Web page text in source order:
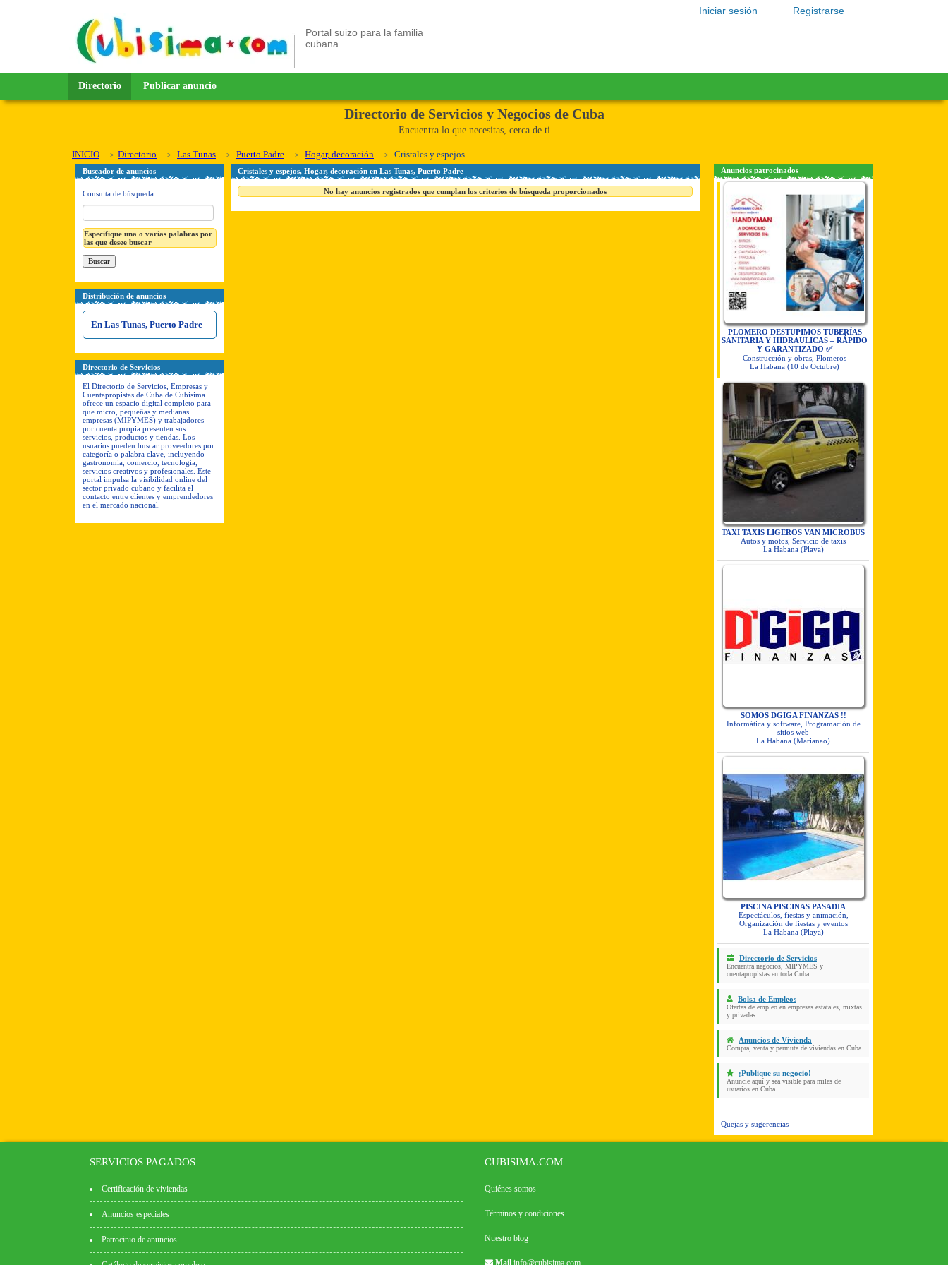
Registrarse
Iniciar sesión
Portal suizo para la familia
cubana
Directorio Publicar anuncio
Directorio de Servicios y Negocios de Cuba
Encuentra lo que necesitas, cerca de ti
INICIO Directorio Las Tunas Puerto Padre Hogar, decoración Cristales y espejos
Buscador de anuncios
Consulta de búsqueda
Especifique una o varias palabras por
las que desee buscar
Distribución de anuncios
En Las Tunas, Puerto Padre
Directorio de Servicios
El Directorio de Servicios, Empresas y
Cuentapropistas de Cuba de Cubisima
ofrece un espacio digital completo para
que micro, pequeñas y medianas
empresas (MIPYMES) y trabajadores
por cuenta propia presenten sus
servicios, productos y tiendas. Los
usuarios pueden buscar proveedores por
categoría o palabra clave, incluyendo
gastronomía, comercio, tecnología,
servicios creativos y profesionales. Este
portal impulsa la visibilidad online del
sector privado cubano y facilita el
contacto entre clientes y emprendedores
en el mercado nacional.
Cristales y espejos, Hogar, decoración en Las Tunas, Puerto Padre
No hay anuncios registrados que cumplan los criterios de búsqueda proporcionados
Anuncios patrocinados
PLOMERO DESTUPIMOS TUBERÍAS
SANITARIA Y HIDRAULICAS – RÁPIDO
Y GARANTIZADO ✅
Construcción y obras, Plomeros
La Habana (10 de Octubre)
TAXI TAXIS LIGEROS VAN MICROBUS
Autos y motos, Servicio de taxis
La Habana (Playa)
SOMOS DGIGA FINANZAS !!
Informática y software, Programación de
sitios web
La Habana (Marianao)
PISCINA PISCINAS PASADIA
Espectáculos, fiestas y animación,
Organización de fiestas y eventos
La Habana (Playa)
Directorio de Servicios
Encuentra negocios, MIPYMES y
cuentapropistas en toda Cuba
Bolsa de Empleos
Ofertas de empleo en empresas estatales, mixtas
y privadas
Anuncios de Vivienda
Compra, venta y permuta de viviendas en Cuba
¡Publique su negocio!
Anuncie aquí y sea visible para miles de
usuarios en Cuba
Quejas y sugerencias
SERVICIOS PAGADOS
Certificación de viviendas
Anuncios especiales
Patrocinio de anuncios
CUBISIMA.COM
Quiénes somos
Términos y condiciones
Nuestro blog
Mail info@cubisima.com